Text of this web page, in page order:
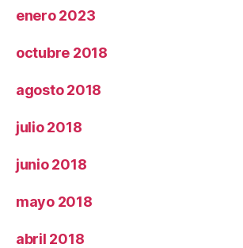
enero 2023
octubre 2018
agosto 2018
julio 2018
junio 2018
mayo 2018
abril 2018